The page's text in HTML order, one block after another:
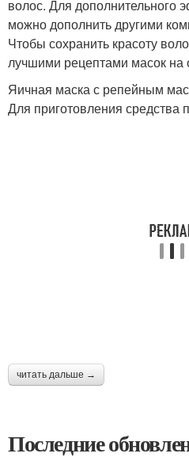
волос. Для дополнительного
можно дополнить другими
Чтобы сохранить красоту
лучшими рецептами масок на
Яичная маска с репейным
Для приготовления средства
читать дальше →
Последние